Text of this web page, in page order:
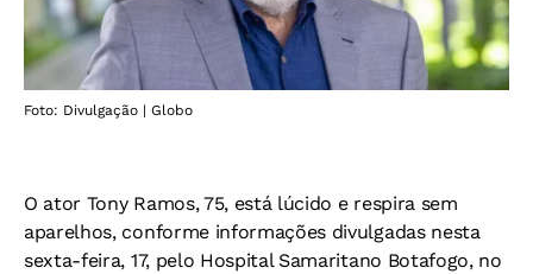
Foto: Divulgação | Globo
O ator Tony Ramos, 75, está lúcido e respira sem
aparelhos, conforme informações divulgadas nesta
sexta-feira, 17, pelo Hospital Samaritano Botafogo, no